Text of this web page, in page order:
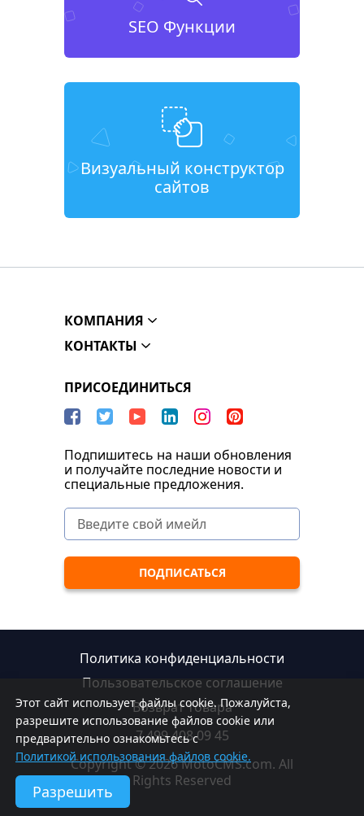
SEO Функции
Визуальный конструктор
сайтов
Этот сайт использует файлы cookie. Пожалуйста,
разрешите использование файлов cookie или
предварительно ознакомьтесь с
Политикой использования файлов cookie.
Разрешить
КОМПАНИЯ
КОНТАКТЫ
ПРИСОЕДИНИТЬСЯ
Подпишитесь на наши обновления
и получайте последние новости и
специальные предложения.
Политика конфиденциальности
Пользовательское соглашение
Возврат товара
7 499 408 09 45
Copyright © 2026 MotoCMS.com. All
Rights Reserved